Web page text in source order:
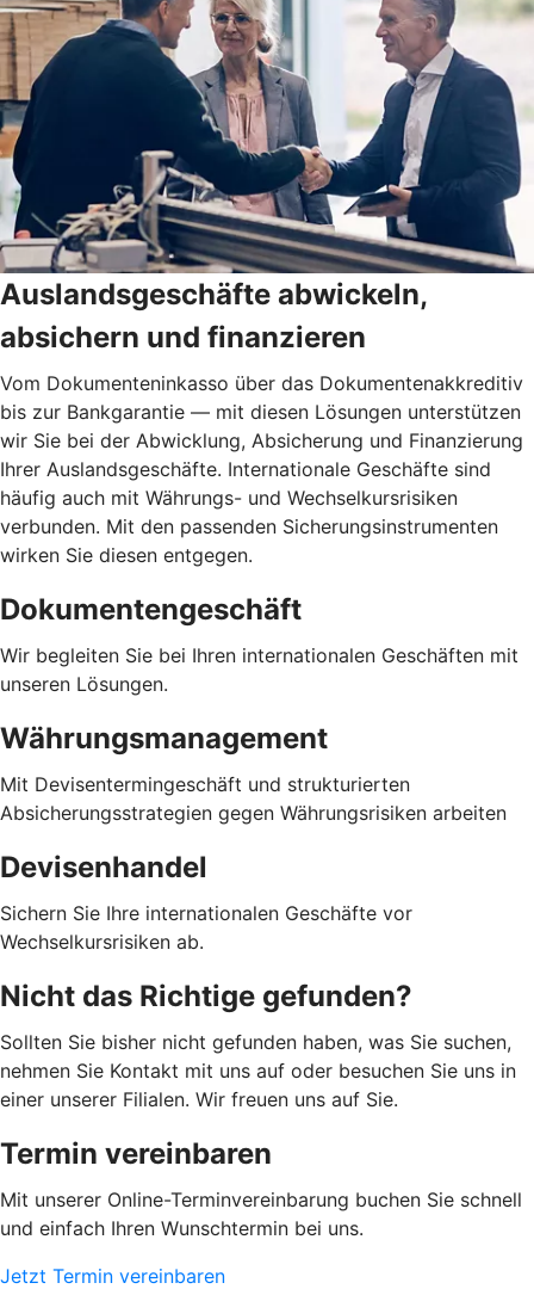
Auslandsgeschäfte abwickeln,
absichern und finanzieren
Vom Dokumenteninkasso über das Dokumentenakkreditiv
bis zur Bankgarantie — mit diesen Lösungen unterstützen
wir Sie bei der Abwicklung, Absicherung und Finanzierung
Ihrer Auslandsgeschäfte. Internationale Geschäfte sind
häufig auch mit Währungs- und Wechselkursrisiken
verbunden. Mit den passenden Sicherungsinstrumenten
wirken Sie diesen entgegen.
Dokumentengeschäft
Wir begleiten Sie bei Ihren internationalen Geschäften mit
unseren Lösungen.
Währungsmanagement
Mit Devisentermingeschäft und strukturierten
Absicherungsstrategien gegen Währungsrisiken arbeiten
Devisenhandel
Sichern Sie Ihre internationalen Geschäfte vor
Wechselkursrisiken ab.
Nicht das Richtige gefunden?
Sollten Sie bisher nicht gefunden haben, was Sie suchen,
nehmen Sie Kontakt mit uns auf oder besuchen Sie uns in
einer unserer Filialen. Wir freuen uns auf Sie.
Termin vereinbaren
Mit unserer Online-Terminvereinbarung buchen Sie schnell
und einfach Ihren Wunschtermin bei uns.
Jetzt Termin vereinbaren